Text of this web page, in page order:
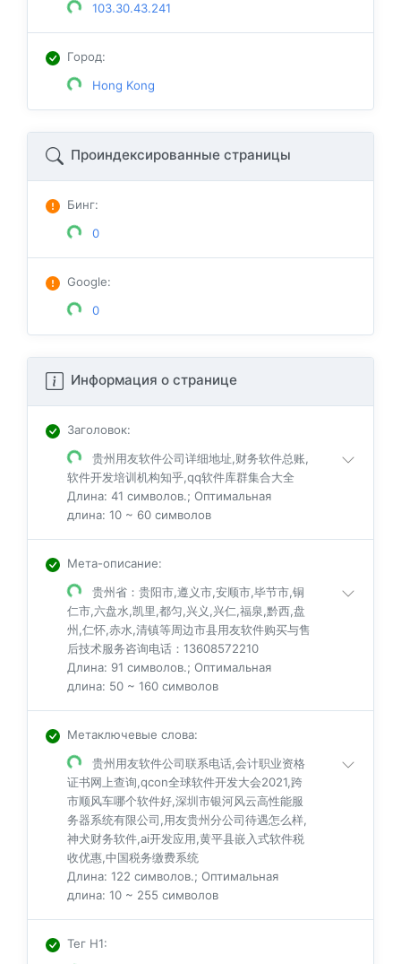
103.30.43.241
Город:
Hong Kong
Проиндексированные страницы
Бинг:
0
Google:
0
Информация о странице
Заголовок:
贵州用友软件公司详细地址,财务软件总账,
软件开发培训机构知乎,qq软件库群集合大全
Длина: 41 символов.; Оптимальная
длина: 10 ~ 60 символов
Мета-описание:
贵州省：贵阳市,遵义市,安顺市,毕节市,铜
仁市,六盘水,凯里,都匀,兴义,兴仁,福泉,黔西,盘
州,仁怀,赤水,清镇等周边市县用友软件购买与售
后技术服务咨询电话：13608572210
Длина: 91 символов.; Оптимальная
длина: 50 ~ 160 символов
Метаключевые слова:
贵州用友软件公司联系电话,会计职业资格
证书网上查询,qcon全球软件开发大会2021,跨
市顺风车哪个软件好,深圳市银河风云高性能服
务器系统有限公司,用友贵州分公司待遇怎么样,
神犬财务软件,ai开发应用,黄平县嵌入式软件税
收优惠,中国税务缴费系统
Длина: 122 символов.; Оптимальная
длина: 10 ~ 255 символов
Тег H1: